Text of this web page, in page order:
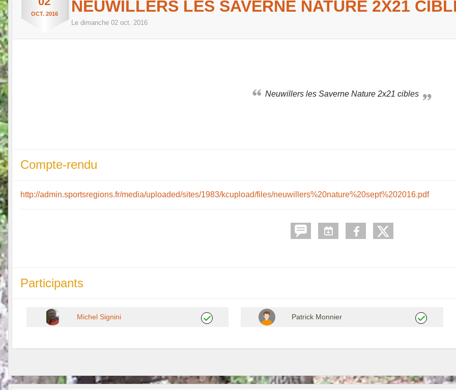
OCT. 2016 NEUWILLERS LES SAVERNE NATURE 2X21
Le dimanche 02 oct. 2016
Neuwillers les Saverne Nature 2x21 cibles
Compte-rendu
http://admin.sportsregions.fr/media/uploaded/sites/1983/kcupload/files/neuwillers%20nature%20sept%202016.pdf
Participants
Michel Signini Patrick Monnier